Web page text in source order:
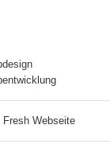
Fresh Webseite